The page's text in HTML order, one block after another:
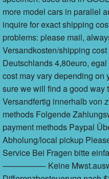
more model cars in parallel
inquire for exact shipping
problems: please mail,
Versandkosten/shipping
Deutschlands 4,80euro,
cost may vary depending on
sure we will find a good way
Versandfertig innerhalb von
methods Folgende
payment methods Paypal
Abholung/local pickup
Service Bei Fragen bitte
—————- Keine